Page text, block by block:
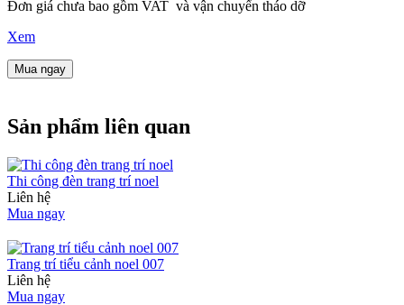
Đơn giá chưa bao gồm VAT và vận chuyển tháo dỡ
Xem
Mua ngay
Sản phẩm liên quan
Thi công đèn trang trí noel
Liên hệ
Mua ngay
Trang trí tiểu cảnh noel 007
Liên hệ
Mua ngay